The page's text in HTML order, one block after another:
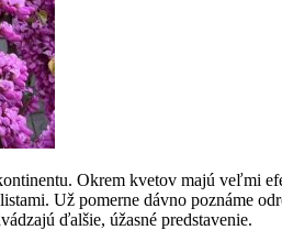
Okrem kvetov majú veľmi
Už pomerne dávno poznáme
ďalšie, úžasné predstavenie.